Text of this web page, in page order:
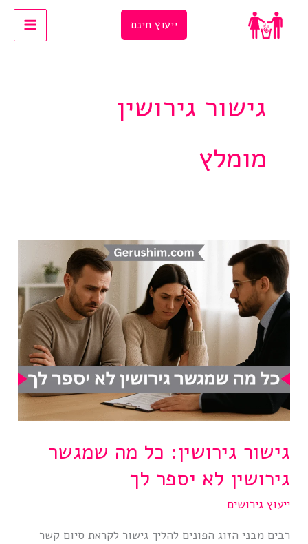
ייעוץ חינם
גישור גירושין
מומלץ
גישור גירושין: כל מה שמגשר
גירושין לא יספר לך
ייעוץ גירושים
רבים מבני הזוג הפונים להליך גישור לקראת סיום קשר